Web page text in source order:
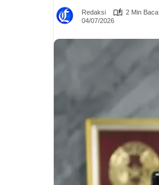
Redaksi
2 Min Baca
04/07/2026